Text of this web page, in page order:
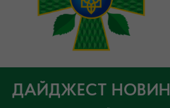
ДАЙДЖЕСТ НОВИН